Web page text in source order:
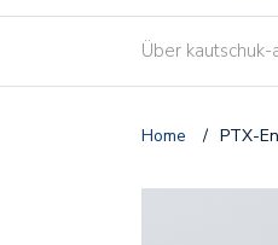
Über
Home / PTX-